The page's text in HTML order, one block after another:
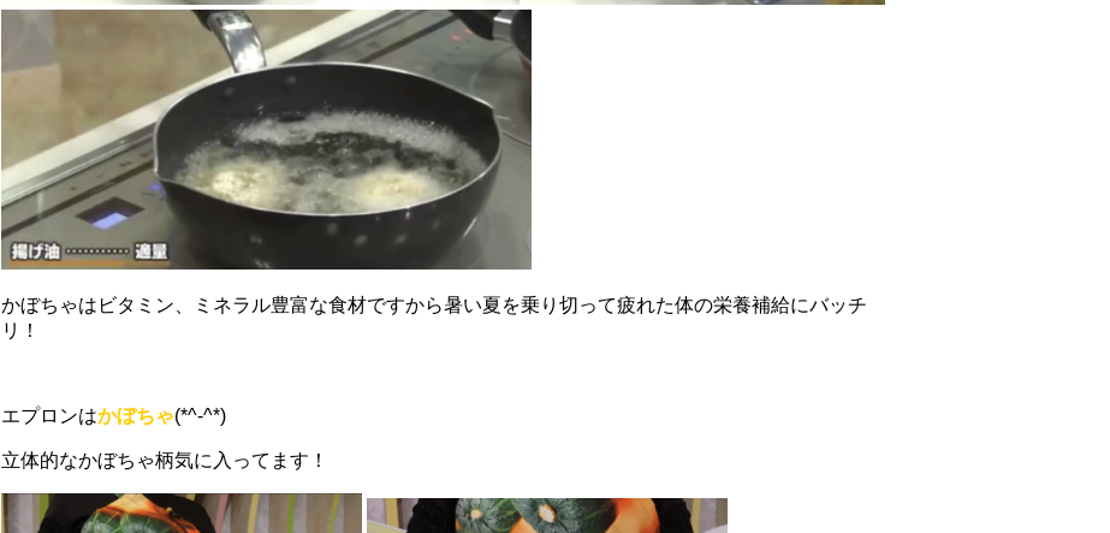
かぼちゃはビタミン、ミネラル豊富な食材ですから暑い夏を乗り切って疲れた体の栄養補給にバッチ
リ！
エプロンはかぼちゃ(*^-^*)
立体的なかぼちゃ柄気に入ってます！